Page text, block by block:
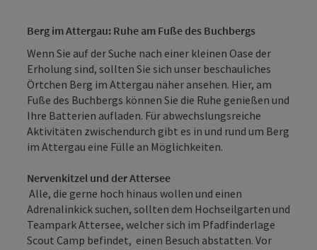
Berg im Attergau: Ruhe am Fuße des Buchbergs
Wenn Sie auf der Suche nach einer kleinen Oase der
Erholung sind, sollten Sie sich unser beschauliches
Örtchen Berg im Attergau näher ansehen. Hier, am
Fuße des Buchbergs können Sie die Ruhe genießen und
Ihre Batterien aufladen. Für abwechslungsreiche
Aktivitäten zwischendurch gibt es in und rund um Berg
im Attergau eine Fülle an Möglichkeiten.
Nervenkitzel und der Attersee
Alle, die gerne hoch hinaus wollen und einen
Adrenalinkick suchen, sollten dem Hochseilgarten und
Teampark Attersee, welcher sich im Pfadfinderlage
Scout Camp befindet, einen Besuch abstatten. Vor